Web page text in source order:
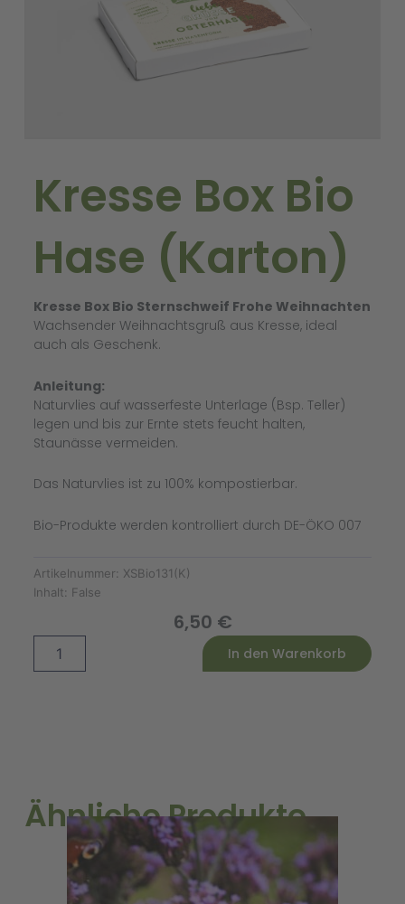
Kresse Box Bio
Hase (Karton)
Kresse Box Bio Sternschweif Frohe Weihnachten
Wachsender Weihnachtsgruß aus Kresse, ideal
auch als Geschenk.
Anleitung:
Naturvlies auf wasserfeste Unterlage (Bsp. Teller)
legen und bis zur Ernte stets feucht halten,
Staunässe vermeiden.
Das Naturvlies ist zu 100% kompostierbar.
Bio-Produkte werden kontrolliert durch DE-ÖKO 007
Artikelnummer: XSBio131(K)
Inhalt: False
6,50 €
In den Warenkorb
Alternative:
Ähnliche Produkte